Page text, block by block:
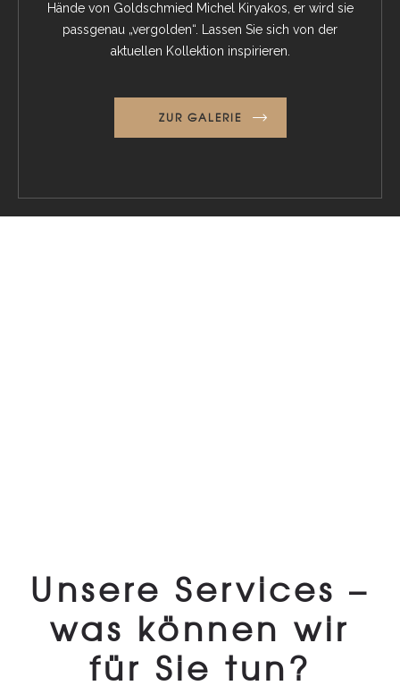
Hände von Goldschmied Michel Kiryakos, er wird sie
passgenau „vergolden“. Lassen Sie sich von der
aktuellen Kollektion inspirieren.
ZUR GALERIE
Unsere Services –
was können wir
für Sie tun?